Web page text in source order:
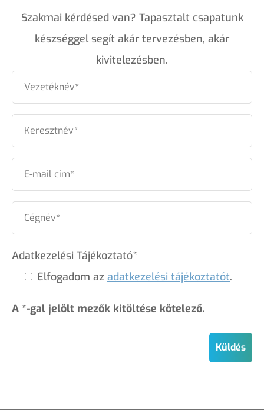
Szakmai kérdésed van? Tapasztalt csapatunk
készséggel segít akár tervezésben, akár
kivitelezésben.
Adatkezelési Tájékoztató*
Elfogadom az adatkezelési tájékoztatót.
A *-gal jelölt mezők kitöltése kötelező.